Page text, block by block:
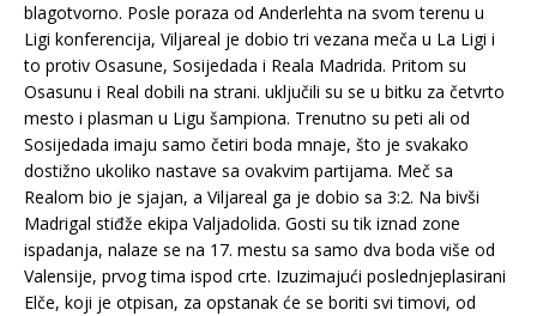
blagotvorno. Posle poraza od Anderlehta na svom terenu u
Ligi konferencija, Viljareal je dobio tri vezana meča u La Ligi i
to protiv Osasune, Sosijedada i Reala Madrida. Pritom su
Osasunu i Real dobili na strani. uključili su se u bitku za četvrto
mesto i plasman u Ligu šampiona. Trenutno su peti ali od
Sosijedada imaju samo četiri boda mnaje, što je svakako
dostižno ukoliko nastave sa ovakvim partijama. Meč sa
Realom bio je sjajan, a Viljareal ga je dobio sa 3:2. Na bivši
Madrigal stiđže ekipa Valjadolida. Gosti su tik iznad zone
ispadanja, nalaze se na 17. mestu sa samo dva boda više od
Valensije, prvog tima ispod crte. Izuzimajući poslednjeplasirani
Elče, koji je otpisan, za opstanak će se boriti svi timovi, od